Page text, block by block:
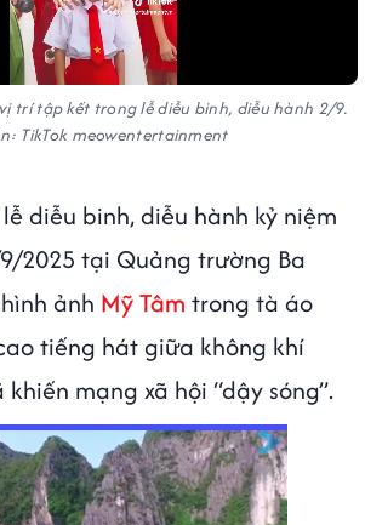
trí tập kết trong lễ diễu binh, diễu hành 2/9.
TikTok meowentertainment
diễu binh, diễu hành kỷ niệm
2025 tại Quảng trường Ba
ảnh Mỹ Tâm trong tà áo
tiếng hát giữa không khí
mạng xã hội “dậy sóng”.